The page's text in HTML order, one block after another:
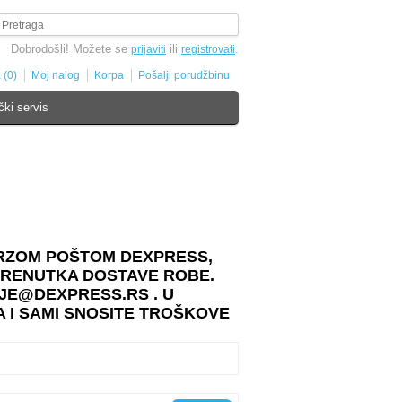
Dobrodošli! Možete se prijaviti ili registrovati.
(0) Moj nalog Korpa Pošalji porudžbinu
servis
POŠTOM DEXPRESS,
DOSTAVE ROBE.
. U
I SAMI SNOSITE TROŠKOVE